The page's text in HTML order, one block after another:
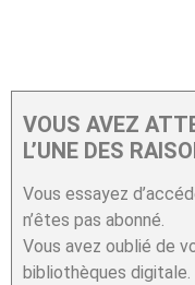
VOUS AVEZ
L’UNE DES
Vous essayez
n’êtes pas abonné.
Vous avez oublié de
bibliothèques digitale.